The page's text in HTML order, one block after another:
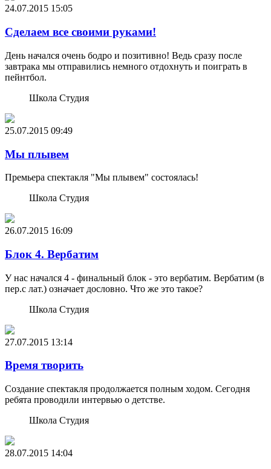
24.07.2015 15:05
Сделаем все своими руками!
День начался очень бодро и позитивно! Ведь сразу после
завтрака мы отправились немного отдохнуть и поиграть в
пейнтбол.
Школа Студия
25.07.2015 09:49
Мы плывем
Премьера спектакля "Мы плывем" состоялась!
Школа Студия
26.07.2015 16:09
Блок 4. Вербатим
У нас начался 4 - финальный блок - это вербатим. Вербатим (в
пер.с лат.) означает дословно. Что же это такое?
Школа Студия
27.07.2015 13:14
Время творить
Создание спектакля продолжается полным ходом. Сегодня
ребята проводили интервью о детстве.
Школа Студия
28.07.2015 14:04